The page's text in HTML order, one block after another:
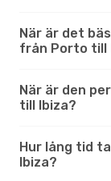
När är det
från Porto till
När är den
till Ibiza?
Hur lång tid
Ibiza?